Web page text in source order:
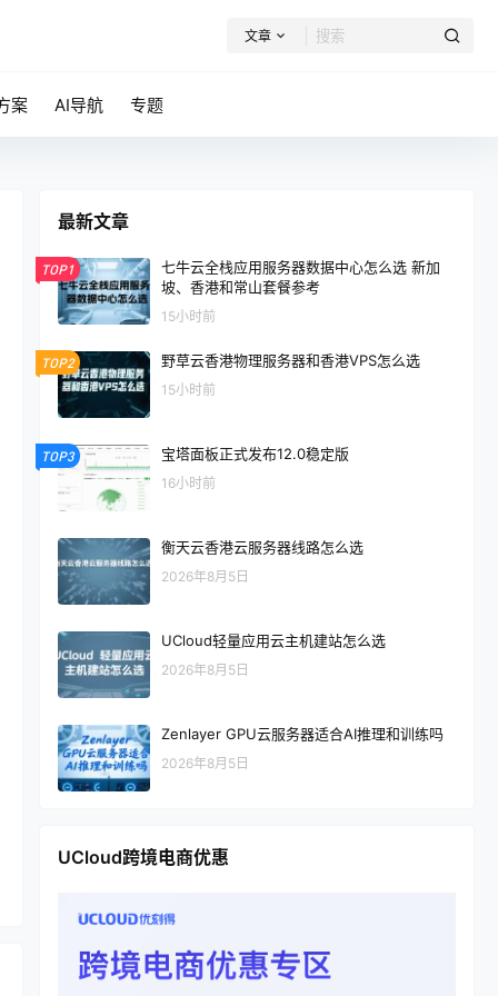
文章
案 AI导航 专题
最新文章
TOP1
七牛云全栈应用服务器数据中心怎么选 新加
坡、香港和常山套餐参考
15小时前
TOP2 野草云香港物理服务器和香港VPS怎么选
15小时前
TOP3 宝塔面板正式发布12.0稳定版
16小时前
衡天云香港云服务器线路怎么选
2026年8月5日
UCloud轻量应用云主机建站怎么选
2026年8月5日
Zenlayer GPU云服务器适合AI推理和训练吗
2026年8月5日
UCloud跨境电商优惠